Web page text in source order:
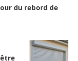
du rebord de